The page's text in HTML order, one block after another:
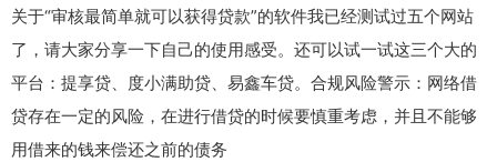
关于“审核最简单就可以获得贷款”的软件我已经测试过五个网站
了，请大家分享一下自己的使用感受。还可以试一试这三个大的
平台：提享贷、度小满助贷、易鑫车贷。合规风险警示：网络借
贷存在一定的风险，在进行借贷的时候要慎重考虑，并且不能够
用借来的钱来偿还之前的债务